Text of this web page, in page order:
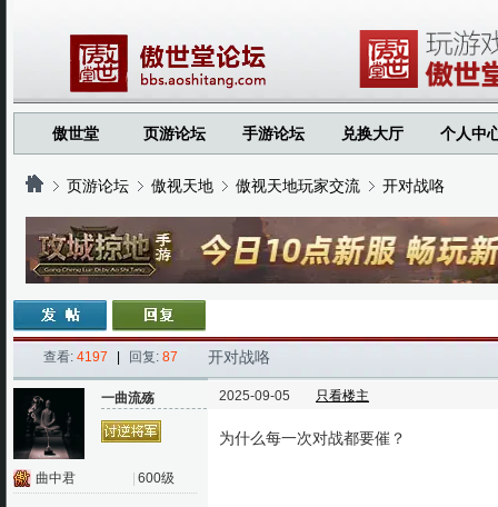
傲世堂 页游论坛 手游论坛 兑换大厅 个人中
›
页游论坛
›
傲视天地
›
傲视天地玩家交流
›
开对战咯
查看: 4197 回复: 87 开对战咯
一曲流殇
曲中君 600级
2025-09-05 只看楼主
为什么每一次对战都要催？